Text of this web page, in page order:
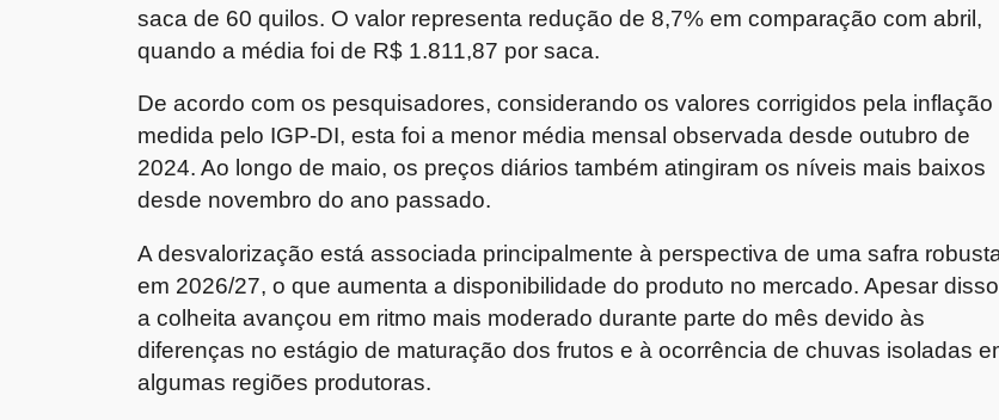
saca de 60 quilos. O valor representa redução de 8,7% em comparação com abril,
quando a média foi de R$ 1.811,87 por saca.
De acordo com os pesquisadores, considerando os valores corrigidos pela inflação
medida pelo IGP-DI, esta foi a menor média mensal observada desde outubro de
2024. Ao longo de maio, os preços diários também atingiram os níveis mais baixos
desde novembro do ano passado.
A desvalorização está associada principalmente à perspectiva de uma safra
em 2026/27, o que aumenta a disponibilidade do produto no mercado. Apesar
a colheita avançou em ritmo mais moderado durante parte do mês devido às
diferenças no estágio de maturação dos frutos e à ocorrência de chuvas isoladas
algumas regiões produtoras.